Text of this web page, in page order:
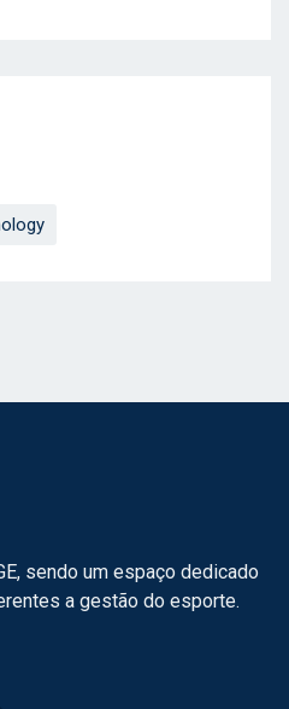
sendo um espaço dedicado
a gestão do esporte.